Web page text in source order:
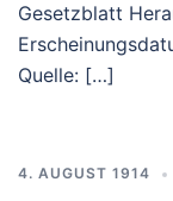
Gesetzblatt
Quelle: […]
4. AUGUST 1914